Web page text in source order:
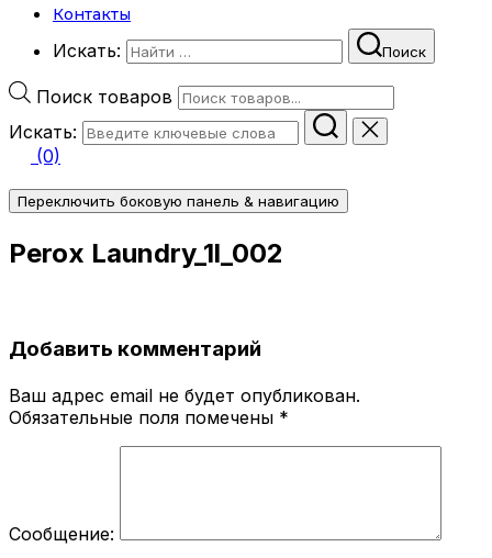
Контакты
Искать: Поиск
Поиск товаров
Искать:
(0)
Переключить боковую панель & навигацию
Perox Laundry_1l_002
Добавить комментарий
Ваш адрес email не будет опубликован.
Обязательные поля помечены *
Сообщение: